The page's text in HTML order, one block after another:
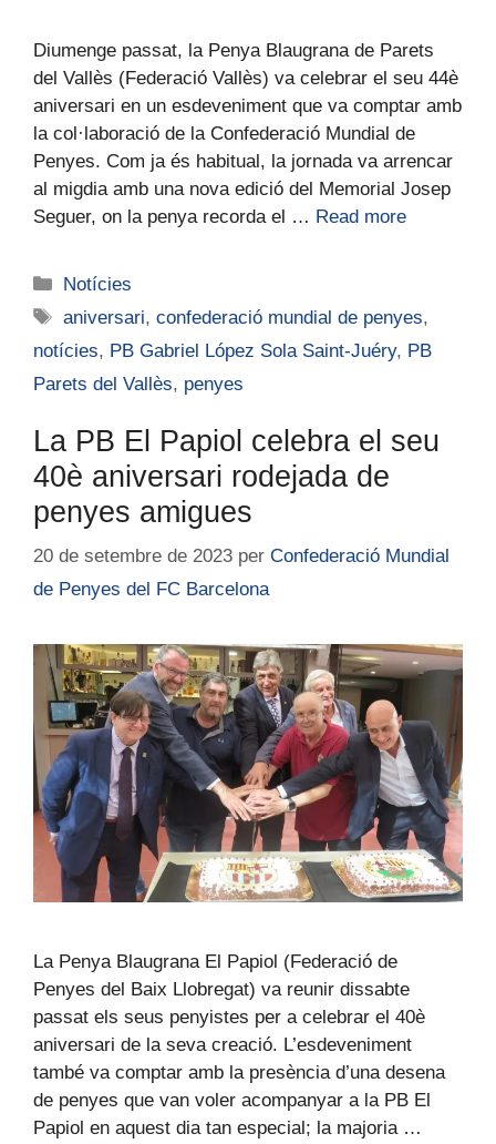
Diumenge passat, la Penya Blaugrana de Parets
del Vallès (Federació Vallès) va celebrar el seu 44è
aniversari en un esdeveniment que va comptar amb
la col·laboració de la Confederació Mundial de
Penyes. Com ja és habitual, la jornada va arrencar
al migdia amb una nova edició del Memorial Josep
Seguer, on la penya recorda el … Read more
Notícies
aniversari,confederació mundial de penyes,
notícies, PB Gabriel López Sola Saint-Juéry, PB
Parets del Vallès, penyes
La PB El Papiol celebra el seu
40è aniversari rodejada de
penyes amigues
20 de setembre de 2023 per Confederació Mundial
de Penyes del FC Barcelona
La Penya Blaugrana El Papiol (Federació de
Penyes del Baix Llobregat) va reunir dissabte
passat els seus penyistes per a celebrar el 40è
aniversari de la seva creació. L’esdeveniment
també va comptar amb la presència d’una desena
de penyes que van voler acompanyar a la PB El
Papiol en aquest dia tan especial; la majoria …